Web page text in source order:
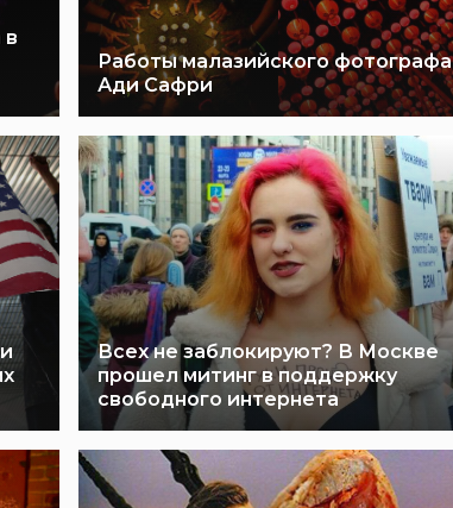
в
Работы малазийского фотографа
Ади Сафри
Всех не заблокируют? В Москве
прошел митинг в поддержку
свободного интернета